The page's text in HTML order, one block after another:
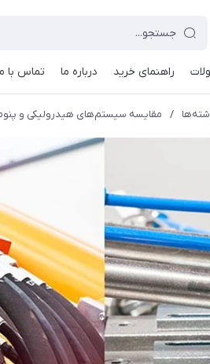
راهنمای خرید درباره ما تماس با
/ مقایسه سیستم‌های هیدرولیکی و